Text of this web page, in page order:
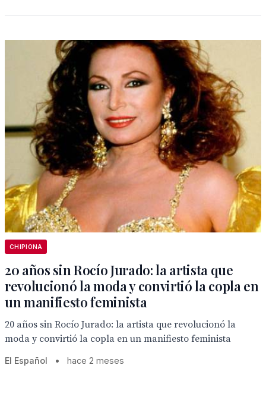
CHIPIONA
20 años sin Rocío Jurado: la artista que
revolucionó la moda y convirtió la copla en
un manifiesto feminista
20 años sin Rocío Jurado: la artista que revolucionó la
moda y convirtió la copla en un manifiesto feminista
El Español • hace 2 meses